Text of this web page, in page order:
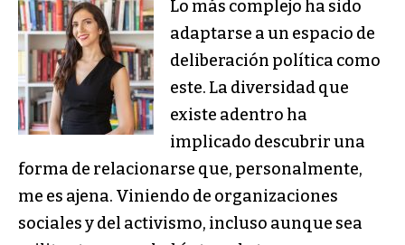
Lo más complejo ha sido
adaptarse a un espacio de
deliberación política como
este. La diversidad que
existe adentro ha
implicado descubrir una
forma de relacionarse que, personalmente,
me es ajena. Viniendo de organizaciones
sociales y del activismo, incluso aunque sea